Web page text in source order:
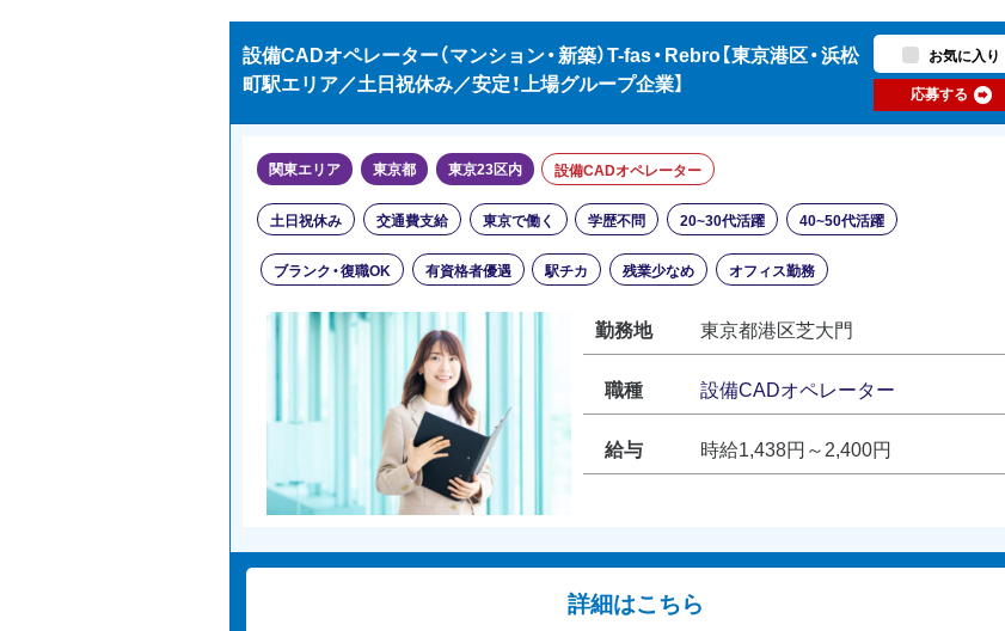
設備CADオペレーター（マンション・新築）T-fas・Rebro【東京港区・浜松
町駅エリア／土日祝休み／安定！上場グループ企業】
お気に入り
応募する
関東エリア 東京都 東京23区内 設備CADオペレーター
土日祝休み 交通費支給 東京で働く 学歴不問 20~30代活躍 40~50代活躍
ブランク・復職OK 有資格者優遇 駅チカ 残業少なめ オフィス勤務
勤務地 東京都港区芝大門
職種 設備CADオペレーター
給与 時給1,438円～2,400円
詳細はこちら